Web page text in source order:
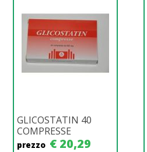
GLICOSTATIN 40
COMPRESSE
prezzo € 20,29